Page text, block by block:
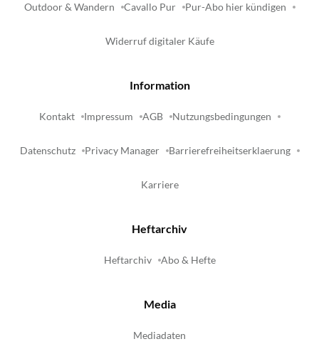
Outdoor & Wandern Cavallo Pur Pur-Abo hier kündigen
Widerruf digitaler Käufe
Information
Kontakt Impressum AGB Nutzungsbedingungen
Datenschutz Privacy Manager Barrierefreiheitserklaerung
Karriere
Heftarchiv
Heftarchiv Abo & Hefte
Media
Mediadaten